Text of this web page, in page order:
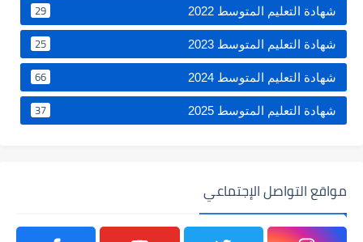
شهادة التعليم المتوسط 2022 29
شهادة التعليم المتوسط 2023 25
شهادة التعليم المتوسط 2024 66
شهادة التعليم المتوسط 2025 37
مواقع التواصل الإجتماعي